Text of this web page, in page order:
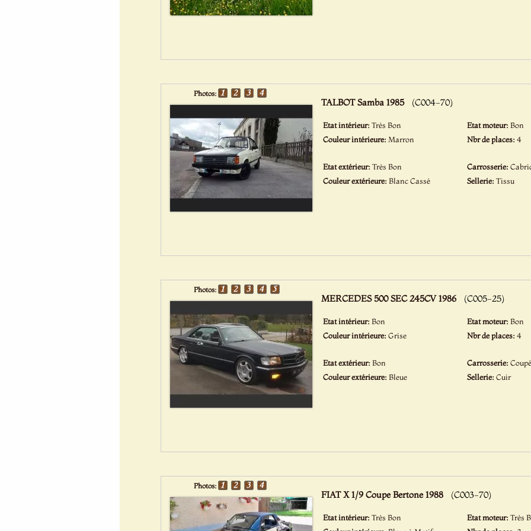
Photos:
TALBOT Samba 1985 (C004-70)
Etat intérieur: Très Bon
Couleur intérieure: Marron
Etat extérieur: Très Bon
Couleur extérieure: Blanc Cassé
Etat moteur: Bon
Nbr de places: 4
Carrosserie:
Sellerie: Tissu
Photos:
MERCEDES 500 SEC 245CV 1986 (C005-25)
Etat intérieur: Bon
Couleur intérieure: Grise
Etat extérieur: Bon
Couleur extérieure: Bleue
Etat moteur: Bon
Nbr de places: 4
Carrosserie: Coupé
Sellerie: Cuir
Photos:
FIAT X 1/9 Coupe Bertone 1988 (C003-70)
Etat intérieur: Très Bon
Etat moteur: Très